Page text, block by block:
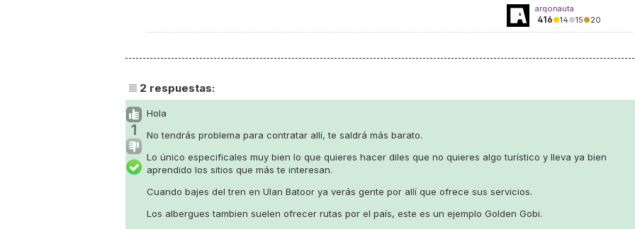
arqonauta
416●14●15●20
2 respuestas:
1
Hola
No tendrás problema para contratar allí, te saldrá más barato.
Lo único especificales muy bien lo que quieres hacer diles que no quieres algo turístico y lleva ya bien
aprendido los sitios que más te interesan.
Cuando bajes del tren en Ulan Batoor ya verás gente por allí que ofrece sus servicios.
Los albergues tambien suelen ofrecer rutas por el país, este es un ejemplo Golden Gobi.